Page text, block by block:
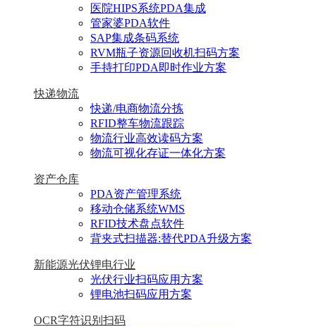
医院HIPS系统PDA集成
管家婆PDA软件
SAP集成条码系统
RVM瓶子资源回收机扫码方案
手持打印PDA即时作业方案
快递物流
快递/电商物流分拣
RFID整车物流跟踪
物流行业高效读码方案
物流可视化存证一体化方案
资产仓库
PDA资产管理系统
移动仓储系统WMS
RFID技术盘点软件
背夹式扫描器:替代PDA升级方案
新能源光伏锂电行业
光伏行业扫码应用方案
锂电池扫码应用方案
OCR字符识别扫码